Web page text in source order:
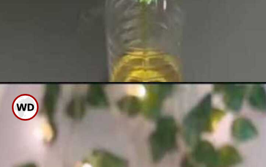
ಬಳಿಕ ಸೋಸುವ ಪಾತ್ರೆಗೆ ಹಾಕಿ ಎಣ್ಣೆ
ಸೋಸಿಕೊಳ್ಳಿ